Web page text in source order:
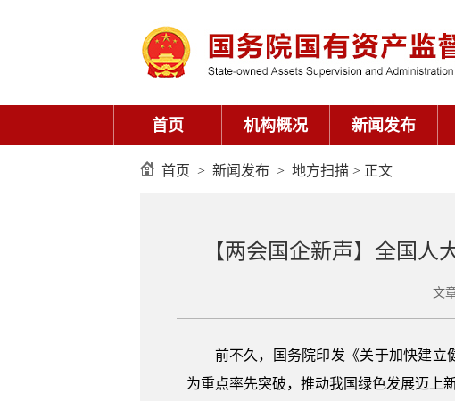
首页 机构概况 新闻发布
首页 > 新闻发布 > 地方扫描 > 正文
【两会国企新声】全国
文
前不久，国务院印发《关于加快建立
为重点率先突破，推动我国绿色发展迈上